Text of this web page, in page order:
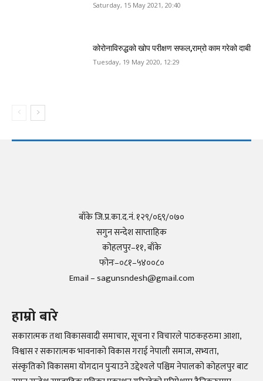
Saturday, 15 May 2021, 20:40
कोरोनाविरुद्धको खोप परीक्षण सफल,राम्रो काम गरेको दाबी
Tuesday, 19 May 2020, 12:29
बाँके जि.प्र.का.द.नं. १२९/०६९/०७०
सगुन सन्देश साप्ताहिक
कोहलपुर–११, बाँके
फोनः–०८१–५४००८०
Email – sagunsndesh@gmail.com
हाम्रो बारे
सकारात्मक तथा विकासवादी समाचार, सूचना र विचारले पाठकहरुमा आशा,
विश्वास र सकारात्मक भावनाको विकास गराई नेपाली समाज, सभ्यता,
संस्कृतिको विकासमा योगदान पुर्‍याउने उद्देश्यले पश्चिम नेपालको कोहलपुर बाट